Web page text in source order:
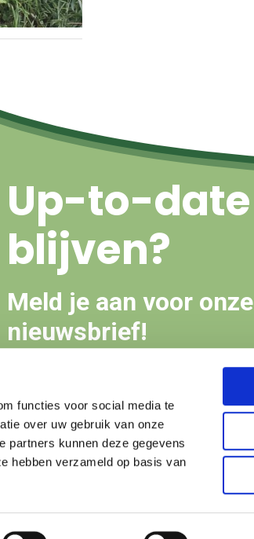
functies voor social media te
over uw gebruik van onze
partners kunnen deze gegevens
hebben verzameld op basis van
Up-to-date
blijven?
Meld je aan voor onze
nieuwsbrief!